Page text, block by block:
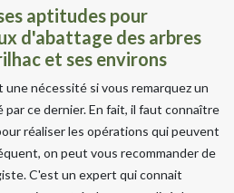
aptitudes pour
d'abattage des arbres
et ses environs
une nécessité si vous remarquez un
ce dernier. En fait, il faut connaître
réaliser les opérations qui peuvent
on peut vous recommander de
C'est un expert qui connait